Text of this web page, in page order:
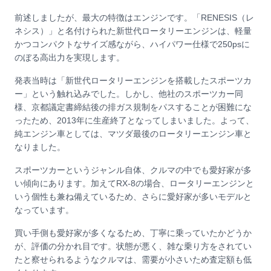
前述しましたが、最大の特徴はエンジンです。「RENESIS（レ
ネシス）」と名付けられた新世代ロータリーエンジンは、軽量
かつコンパクトなサイズ感ながら、ハイパワー仕様で250psに
のぼる高出力を実現します。
発表当時は「新世代ロータリーエンジンを搭載したスポーツカ
ー」という触れ込みでした。しかし、他社のスポーツカー同
様、京都議定書締結後の排ガス規制をパスすることが困難にな
ったため、2013年に生産終了となってしまいました。よって、
純エンジン車としては、マツダ最後のロータリーエンジン車と
なりました。
スポーツカーというジャンル自体、クルマの中でも愛好家が多
い傾向にあります。加えてRX-8の場合、ロータリーエンジンと
いう個性も兼ね備えているため、さらに愛好家が多いモデルと
なっています。
買い手側も愛好家が多くなるため、丁寧に乗っていたかどうか
が、評価の分かれ目です。状態が悪く、雑な乗り方をされてい
たと察せられるようなクルマは、需要が小さいため査定額も低